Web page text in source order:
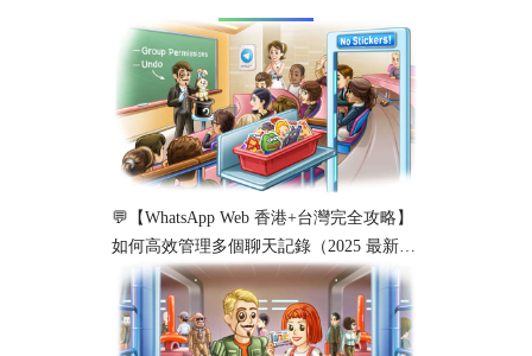
💬【WhatsApp Web 香港+台灣完全攻略】
如何高效管理多個聊天記錄（2025 最新教
學）